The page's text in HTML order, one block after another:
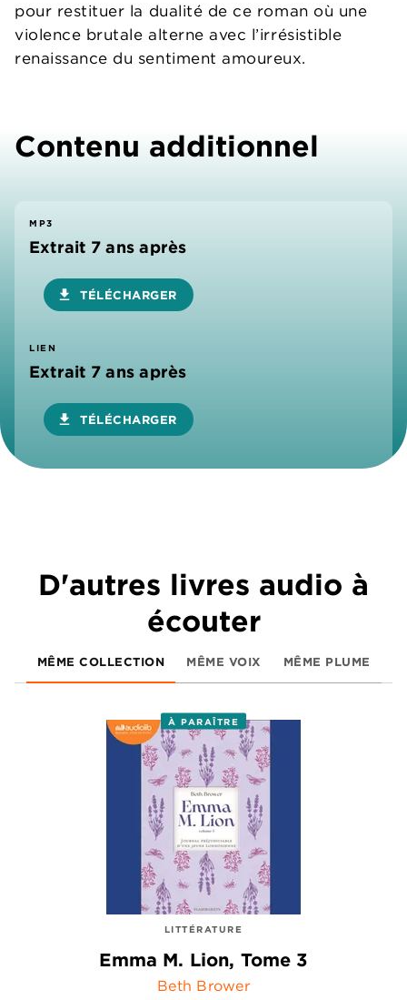
pour restituer la dualité de ce roman où une
violence brutale alterne avec l’irrésistible
renaissance du sentiment amoureux.
Contenu additionnel
MP3
Extrait 7 ans après
download TÉLÉCHARGER
LIEN
Extrait 7 ans après
download TÉLÉCHARGER
D'autres livres audio à
écouter
MÊME COLLECTION MÊME VOIX MÊME PLUME
À PARAÎTRE
LITTÉRATURE
Emma M. Lion, Tome 3
Beth Brower